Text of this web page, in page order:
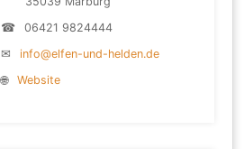
☎
06421 9824444
✉
info@elfen-und-helden.de
🌐
Website